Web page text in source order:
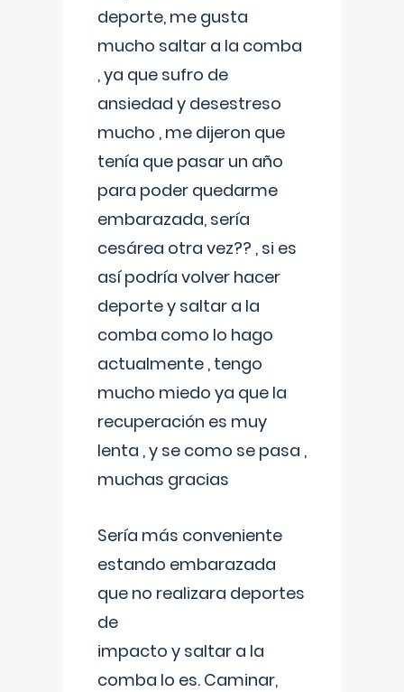
deporte, me gusta
mucho saltar a la comba
, ya que sufro de
ansiedad y desestreso
mucho , me dijeron que
tenía que pasar un año
para poder quedarme
embarazada, sería
cesárea otra vez?? , si es
así podría volver hacer
deporte y saltar a la
comba como lo hago
actualmente , tengo
mucho miedo ya que la
recuperación es muy
lenta , y se como se pasa ,
muchas gracias
Sería más conveniente
estando embarazada
que no realizara deportes
de
impacto y saltar a la
comba lo es. Caminar,